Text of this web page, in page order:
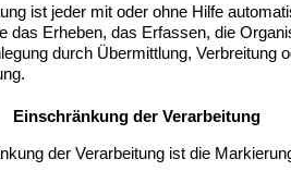
ist jeder mit oder ohne Hilfe
das Erheben, das Erfassen, die
durch Übermittlung, Verbreitung
der Verarbeitung
der Verarbeitung ist die